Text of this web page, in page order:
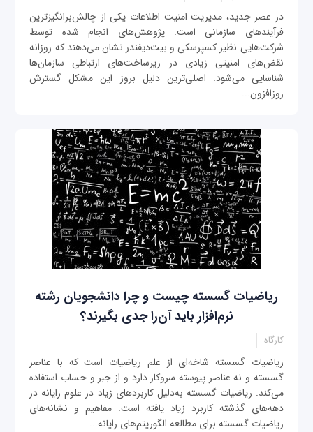
در عصر جدید، مدیریت امنیت اطلاعات یکی از چالش‌برانگیزترین
فرآیندهای سازمانی است. پژوهش‌های انجام شده توسط
شرکت‌هایی نظیر کسپرسکی و بیت‌دیفندر نشان می‌دهند که روزانه
نقض‌های امنیتی زیادی در زیرساخت‌های ارتباطی سازمان‌ها
شناسایی می‌شود. اصلی‌ترین دلیل بروز این مشکل گسترش
روزافزون...
ریاضیات گسسته چیست و چرا دانشجویان رشته
نرم‌افزار باید آن‌را جدی بگیرند؟
کارگاه
ریاضیات گسسته شاخه‌ای از علم ریاضیات است که با عناصر
گسسته و نه عناصر پیوسته سروکار دارد و از جبر و حساب استفاده
می‌کند. ریاضیات گسسته به‌دلیل کاربردهای زیاد در علوم رایانه در
دهه‌های گذشته کاربرد زیاد یافته ‌است. مفاهیم و نشانه‌های
ریاضیات گسسته برای مطالعه الگوریتم‌های رایانه...